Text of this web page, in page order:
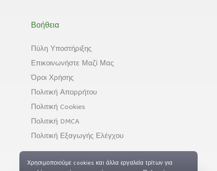
Βοήθεια
Πύλη Υποστήριξης
Επικοινωνήστε Μαζί Μας
Όροι Χρήσης
Πολιτική Απορρήτου
Πολιτική Cookies
Πολιτική DMCA
Πολιτική Εξαγωγής Ελέγχου